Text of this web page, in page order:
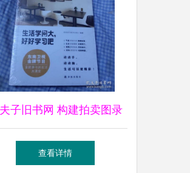
子旧书网 构建拍卖图录
卖与珍藏品交易的新生态
查看详情